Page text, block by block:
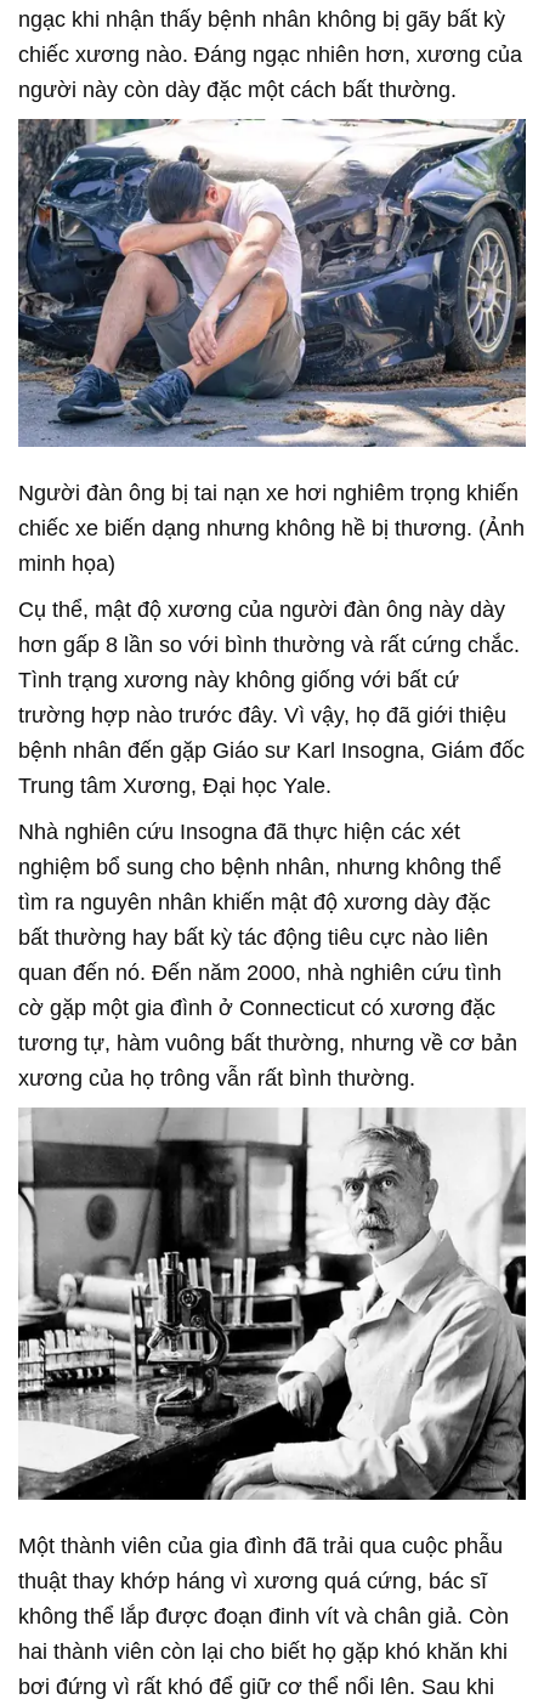
ngạc khi nhận thấy bệnh nhân không bị gãy bất kỳ
chiếc xương nào. Đáng ngạc nhiên hơn, xương của
người này còn dày đặc một cách bất thường.
Người đàn ông bị tai nạn xe hơi nghiêm trọng khiến
chiếc xe biến dạng nhưng không hề bị thương. (Ảnh
minh họa)
Cụ thể, mật độ xương của người đàn ông này dày
hơn gấp 8 lần so với bình thường và rất cứng chắc.
Tình trạng xương này không giống với bất cứ
trường hợp nào trước đây. Vì vậy, họ đã giới thiệu
bệnh nhân đến gặp Giáo sư Karl Insogna, Giám đốc
Trung tâm Xương, Đại học Yale.
Nhà nghiên cứu Insogna đã thực hiện các xét
nghiệm bổ sung cho bệnh nhân, nhưng không thể
tìm ra nguyên nhân khiến mật độ xương dày đặc
bất thường hay bất kỳ tác động tiêu cực nào liên
quan đến nó. Đến năm 2000, nhà nghiên cứu tình
cờ gặp một gia đình ở Connecticut có xương đặc
tương tự, hàm vuông bất thường, nhưng về cơ bản
xương của họ trông vẫn rất bình thường.
Một thành viên của gia đình đã trải qua cuộc phẫu
thuật thay khớp háng vì xương quá cứng, bác sĩ
không thể lắp được đoạn đinh vít và chân giả. Còn
hai thành viên còn lại cho biết họ gặp khó khăn khi
bơi đứng vì rất khó để giữ cơ thể nổi lên. Sau khi